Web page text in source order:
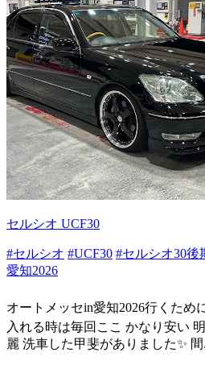
セルシオ UCF30
#セルシオ #UCF30 #セルシオ30後
愛知2026
オートメッセin愛知2026行くため
入れる時は毎回ここ かなり安い
麗 洗車した甲斐がありました✨ 間